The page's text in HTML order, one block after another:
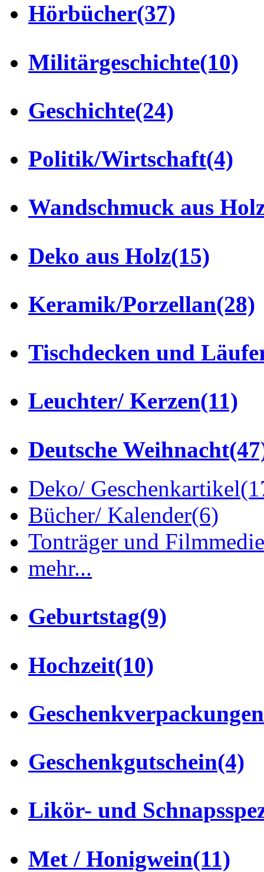
Hörbücher(37)
Militärgeschichte(10)
Geschichte(24)
Politik/Wirtschaft(4)
Wandschmuck aus
Deko aus Holz(15)
Keramik/Porzellan(28)
Tischdecken und
Leuchter/ Kerzen(11)
Deutsche Weihnacht
Deko/ Geschenkartikel
Bücher/ Kalender(6)
Tonträger und
mehr...
Geburtstag(9)
Hochzeit(10)
Geschenkverpackungen
Geschenkgutschein(4)
Likör- und
Met / Honigwein(11)